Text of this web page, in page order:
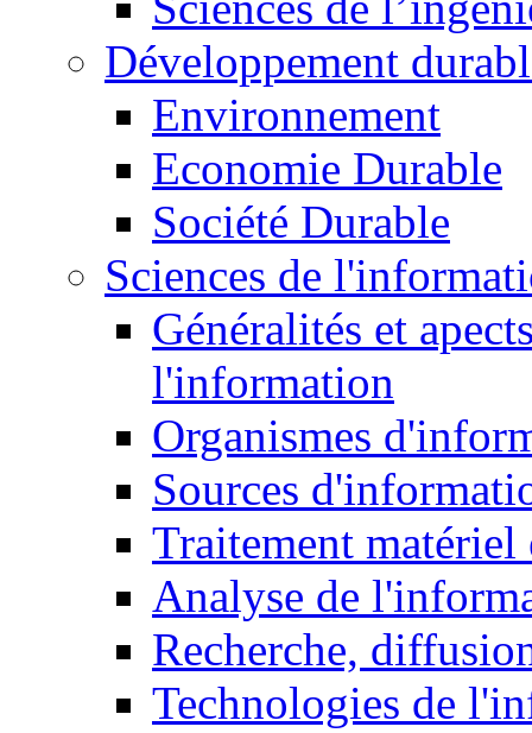
Développement
Environnement
Economie Durable
Société Durable
Sciences de
Généralités et
l'information
Organismes
Sources
Traitement matériel
Analyse de
Recherche,
Technologies de